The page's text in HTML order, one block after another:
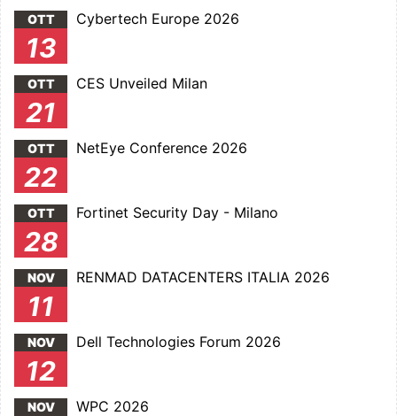
OTT
13
Cybertech Europe 2026
OTT
21
CES Unveiled Milan
OTT
22
NetEye Conference 2026
OTT
28
Fortinet Security Day - Milano
NOV
11
RENMAD DATACENTERS ITALIA 2026
NOV
12
Dell Technologies Forum 2026
NOV WPC 2026